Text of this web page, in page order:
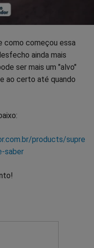
como começou essa
ainda mais
ser mais um "alvo"
ao certo até quando
products/supre
saber